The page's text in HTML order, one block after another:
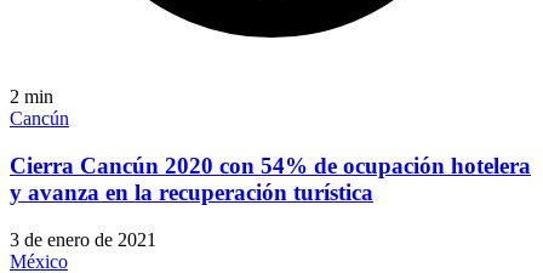
2 min
Cancún
Cierra Cancún 2020 con 54% de ocupación hotelera
y avanza en la recuperación turística
3 de enero de 2021
México